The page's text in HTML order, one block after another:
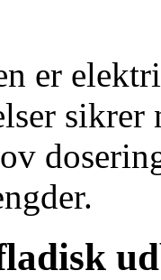
er
sikrer